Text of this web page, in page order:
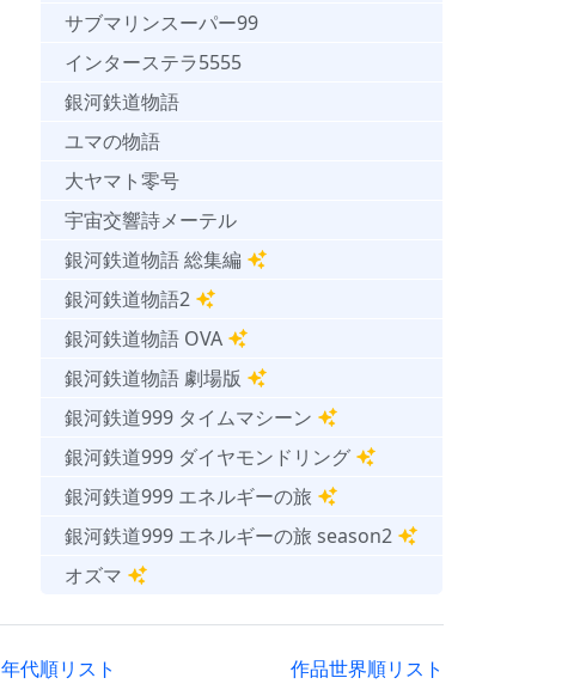
サブマリンスーパー99
インターステラ5555
銀河鉄道物語
ユマの物語
大ヤマト零号
宇宙交響詩メーテル
銀河鉄道物語 総集編
銀河鉄道物語2
銀河鉄道物語 OVA
銀河鉄道物語 劇場版
銀河鉄道999 タイムマシーン
銀河鉄道999 ダイヤモンドリング
銀河鉄道999 エネルギーの旅
銀河鉄道999 エネルギーの旅 season2
オズマ
年代順リスト 作品世界順リスト